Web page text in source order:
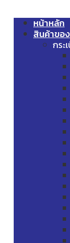
หน้าหลัก
สินค้าของ
กระ